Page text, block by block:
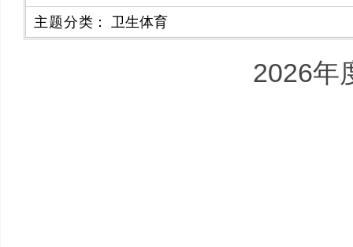
主题分类 ： 卫生体育
2026年